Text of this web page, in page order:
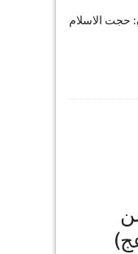
حجت الاسلام